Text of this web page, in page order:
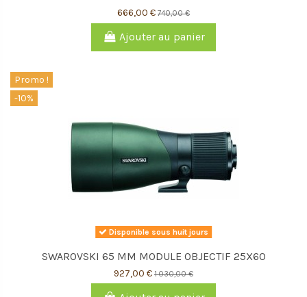
666,00 € 740,00 €
Ajouter au panier
Promo !
-10%
Disponible sous huit jours
SWAROVSKI 65 MM MODULE OBJECTIF 25X60
927,00 € 1 030,00 €